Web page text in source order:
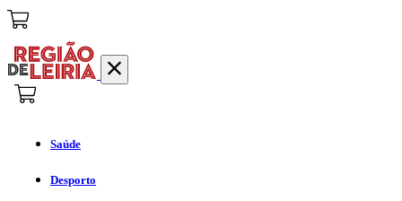
Saúde
Desporto